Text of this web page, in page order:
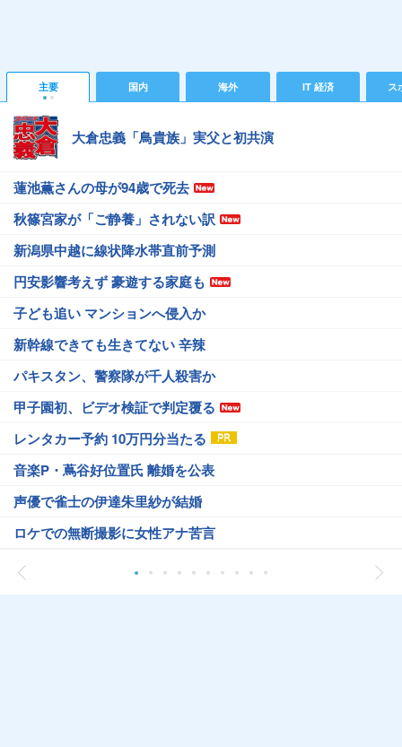
主要 国内 海外 IT 経済 ス
大倉忠義「鳥貴族」実父と初共演
蓮池薫さんの母が94歳で死去
秋篠宮家が「ご静養」されない訳
新潟県中越に線状降水帯直前予測
円安影響考えず 豪遊する家庭も
子ども追い マンションへ侵入か
新幹線できても生きてない 辛辣
パキスタン、警察隊が千人殺害か
甲子園初、ビデオ検証で判定覆る
レンタカー予約 10万円分当たる
音楽P・蔦谷好位置氏 離婚を公表
声優で雀士の伊達朱里紗が結婚
ロケでの無断撮影に女性アナ苦言